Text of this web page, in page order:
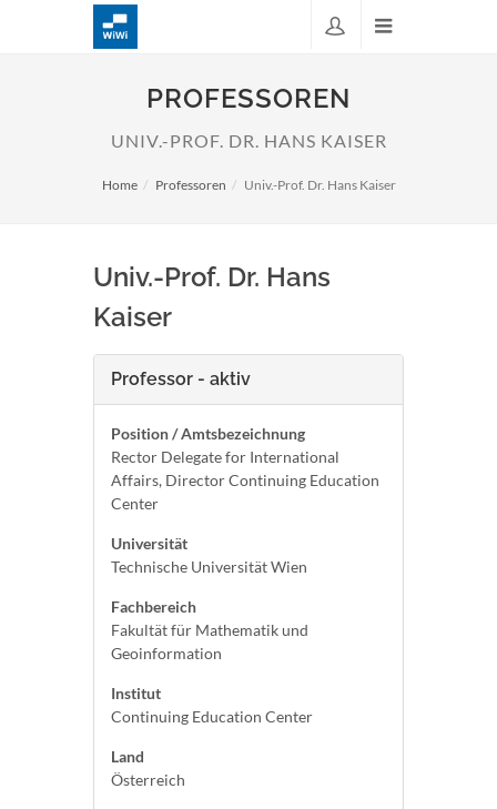
PROFESSOREN
UNIV.-PROF. DR. HANS KAISER
Home Professoren Univ.-Prof. Dr. Hans Kaiser
Univ.-Prof. Dr. Hans
Kaiser
Professor - aktiv
Position / Amtsbezeichnung
Rector Delegate for International
Affairs, Director Continuing Education
Center
Universität
Technische Universität Wien
Fachbereich
Fakultät für Mathematik und
Geoinformation
Institut
Continuing Education Center
Land
Österreich